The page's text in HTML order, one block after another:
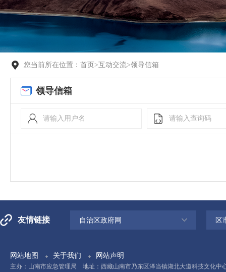
您当前所在位置： 首页 >互动交流>领导信箱
领导信箱
友情链接 自治区政府网 区
网站地图 关于我们 网站声明
主办：山南市应急管理局 地址：西藏山南市乃东区泽当镇湖北大道科技文化中